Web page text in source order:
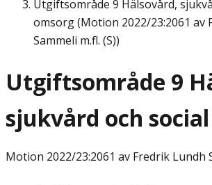
Utgiftsområde 9 Hälsovård,
omsorg (Motion 2022/23:2061 av
Sammeli m.fl. (S))
Utgiftsområde 9
sjukvård och
Motion 2022/23:2061 av Fredrik Lundh